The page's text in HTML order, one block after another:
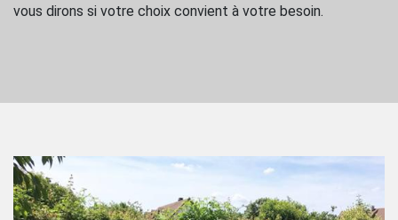
vous dirons si votre choix convient à votre besoin.